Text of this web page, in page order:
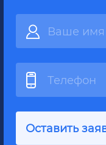
Оставить